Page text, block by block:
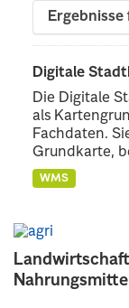
Digitale
Die Digitale
als
Fachdaten.
Grundkarte,
WMS